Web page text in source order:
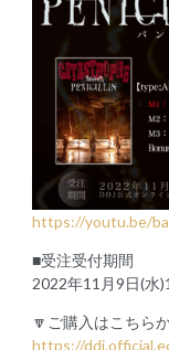
https://youtu.be/
■受注受付期間
2022年11月9日(水
🔽ご購入はこちら
https://